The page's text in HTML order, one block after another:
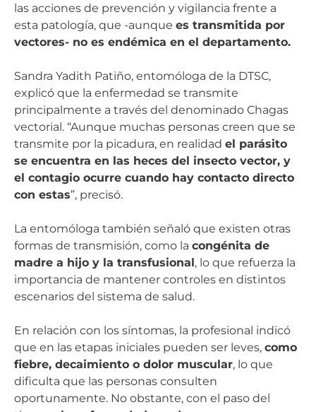
las acciones de prevención y vigilancia frente a
esta patología, que -aunque es transmitida por
vectores- no es endémica en el departamento.
Sandra Yadith Patiño, entomóloga de la DTSC,
explicó que la enfermedad se transmite
principalmente a través del denominado Chagas
vectorial. “Aunque muchas personas creen que se
transmite por la picadura, en realidad el parásito
se encuentra en las heces del insecto vector, y
el contagio ocurre cuando hay contacto directo
con estas”, precisó.
La entomóloga también señaló que existen otras
formas de transmisión, como la congénita de
madre a hijo y la transfusional, lo que refuerza la
importancia de mantener controles en distintos
escenarios del sistema de salud.
En relación con los síntomas, la profesional indicó
que en las etapas iniciales pueden ser leves, como
fiebre, decaimiento o dolor muscular, lo que
dificulta que las personas consulten
oportunamente. No obstante, con el paso del